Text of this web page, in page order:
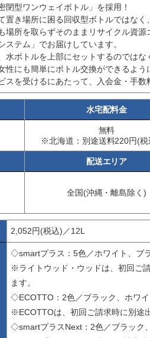
閉型ワンウェイボトル」を採用！
置き場所に困る回収型ボトルではな
場所を取らずそのままリサイクル資
ステム」でお届けしています。
水ボトルを上部にセットするのでは
性にも簡単にボトル交換ができるよう
スを受けるにあたって、入会金・手数
水宅配料金
無料
※北海道：別途送料220円(税
配送エリア
全国(沖縄・離島除く)
2,052円(税込)／12L
◇smartプラス：5色／ホワイト、ブ
※ライトウッド・ウッドは、初回ご
ます。
◇ECOTTO：2色／ブラック、ホワイ
※ECOTTOは、初回ご請求時に別途
◇smartプラスNext：2色／ブラック